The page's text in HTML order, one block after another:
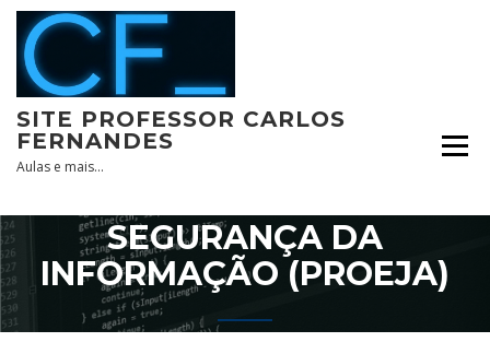
Skip
content
SITE PROFESSOR CARLOS
FERNANDES
Aulas e mais…
SEGURANÇA DA
INFORMAÇÃO (PROEJA)